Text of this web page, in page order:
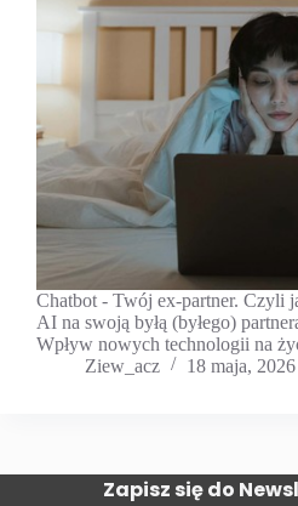
Chatbot - Twój ex-partner. Czyli
AI na swoją byłą (byłego)
Wpływ nowych technologii na
Ziew_acz
18 maja, 2026
Zapisz się do